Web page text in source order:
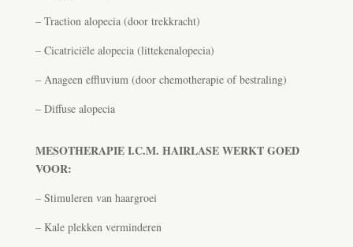
– Traction alopecia (door trekkracht)
– Cicatriciële alopecia (littekenalopecia)
– Anageen effluvium (door chemotherapie of bestraling)
– Diffuse alopecia
MESOTHERAPIE I.C.M. HAIRLASE WERKT GOED
VOOR:
– Stimuleren van haargroei
– Kale plekken verminderen